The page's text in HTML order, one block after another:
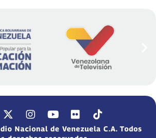
Nacional de Venezuela C.A. Todos